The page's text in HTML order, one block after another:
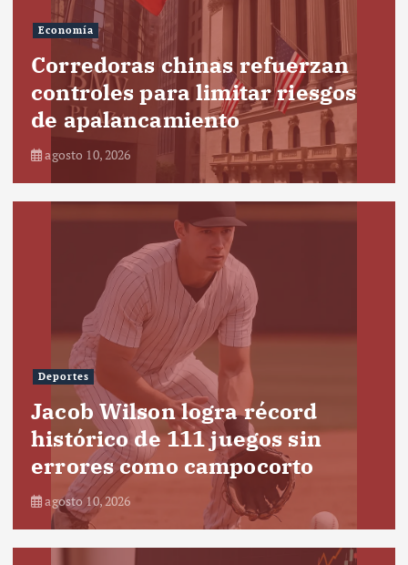
Economía
Corredoras chinas refuerzan
controles para limitar riesgos
de apalancamiento
agosto 10, 2026
Deportes
Jacob Wilson logra récord
histórico de 111 juegos sin
errores como campocorto
agosto 10, 2026